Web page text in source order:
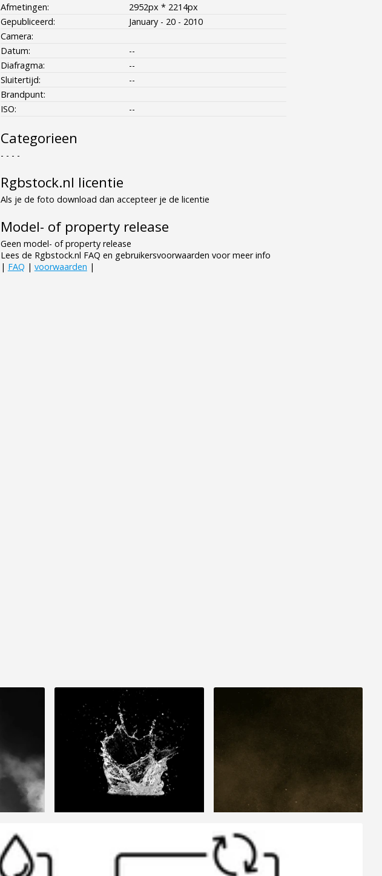
Afmetingen:
2952px * 2214px
Gepubliceerd:
January - 20 - 2010
Camera:
Datum:
--
Diafragma:
--
Sluitertijd:
--
Brandpunt:
ISO:
--
Categorieen
- - - -
Rgbstock.nl licentie
Als je de foto download dan accepteer je de licentie
Model- of property release
Geen model- of property release
Lees de Rgbstock.nl FAQ en gebruikersvoorwaarden voor meer info
| FAQ | voorwaarden |